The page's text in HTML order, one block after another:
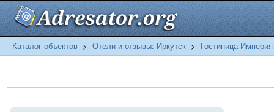
Каталог объектов > Отели и отзывы: Иркутск > Гостиница Империя